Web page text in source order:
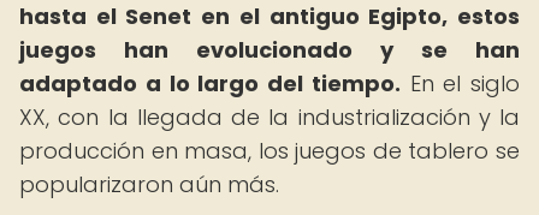
hasta el Senet en el antiguo Egipto, estos
juegos han evolucionado y se han
adaptado a lo largo del tiempo. En el siglo
XX, con la llegada de la industrialización y la
producción en masa, los juegos de tablero se
popularizaron aún más.